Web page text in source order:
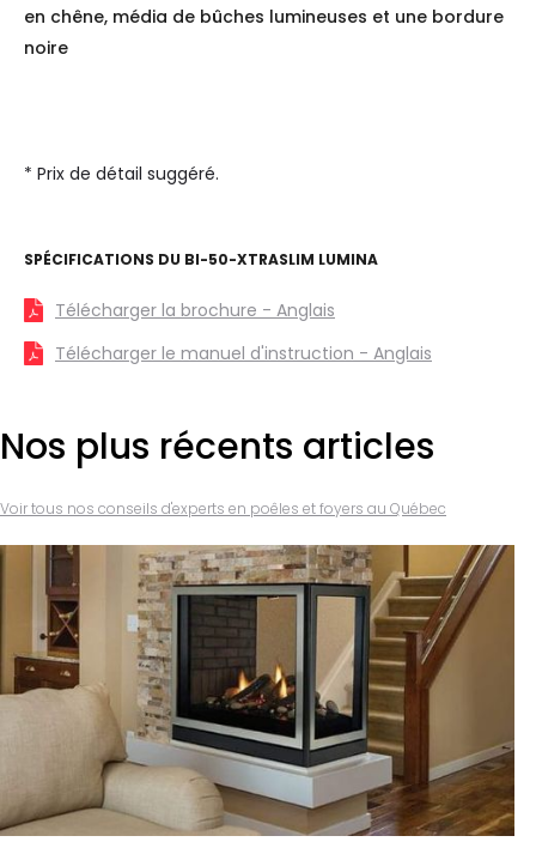
en chêne, média de bûches lumineuses et une bordure
noire
* Prix de détail suggéré.
SPÉCIFICATIONS DU BI-50-XTRASLIM LUMINA
Télécharger la brochure - Anglais
Télécharger le manuel d'instruction - Anglais
Nos plus récents articles
Voir tous nos conseils d'experts en poêles et foyers au Québec